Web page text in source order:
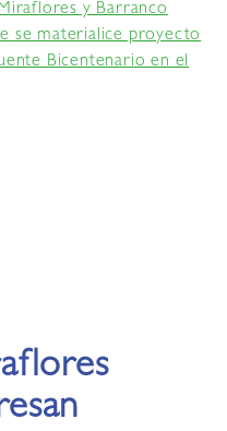
y Barranco
se materialice proyecto
Bicentenario en el